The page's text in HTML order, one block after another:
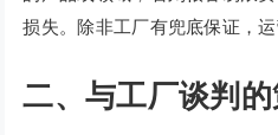
损失。除非工厂有兜底保证，运
二、与工厂谈判